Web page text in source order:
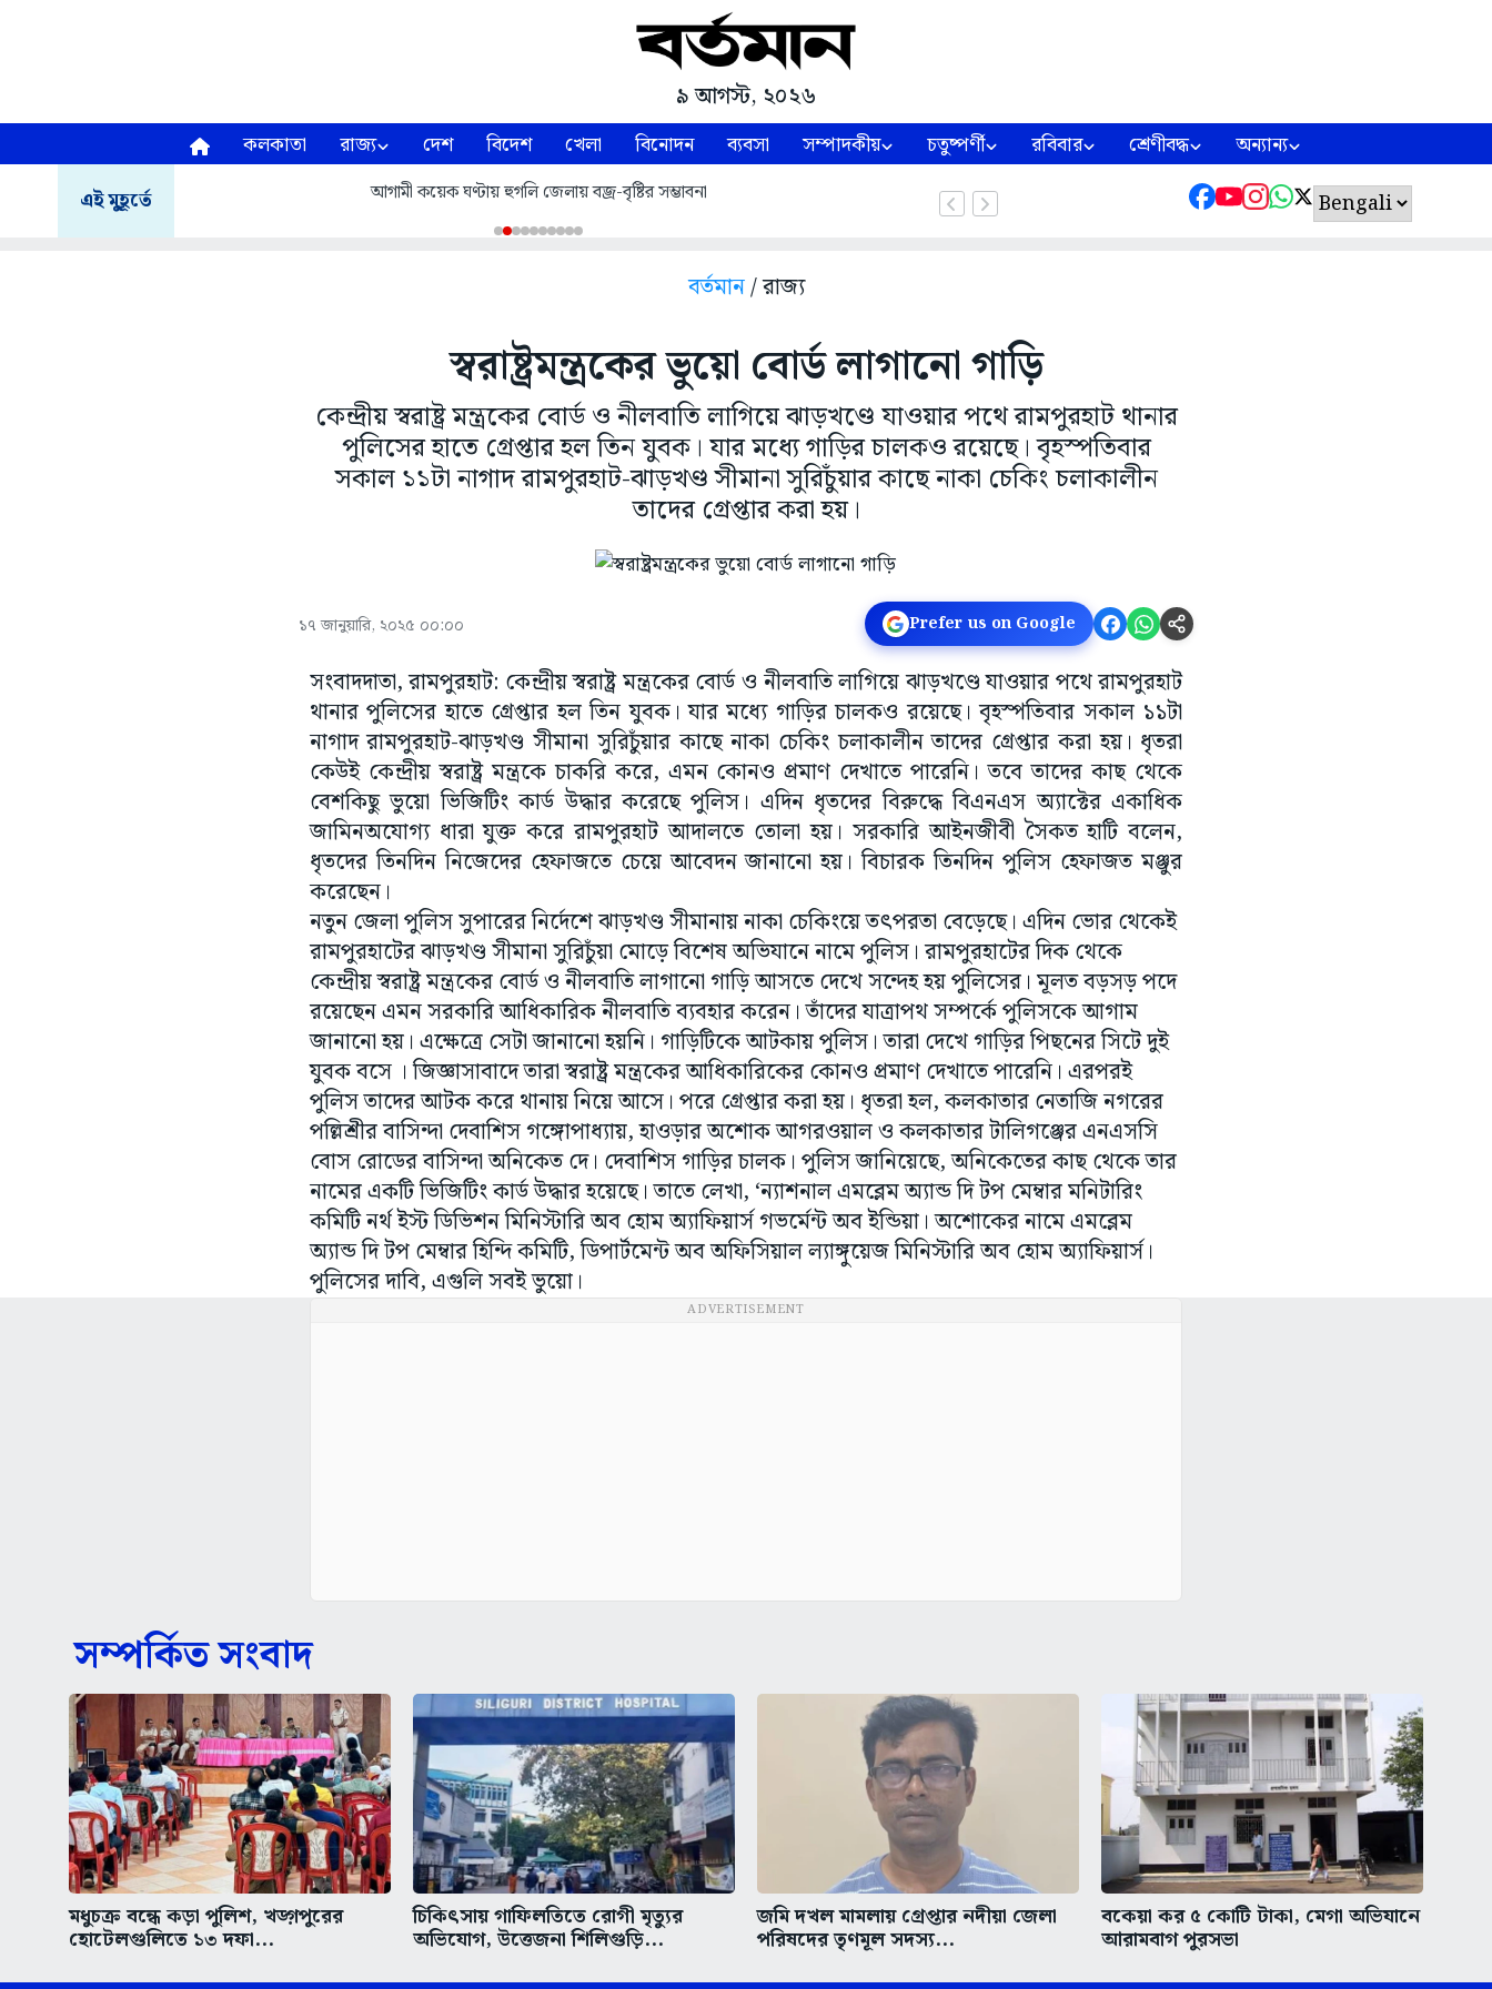
৯ আগস্ট, ২০২৬
কলকাতা রাজ্য দেশ বিদেশ খেলা বিনোদন ব্যবসা সম্পাদকীয় চতুষ্পর্ণী রবিবার শ্রেণীবদ্ধ অন্যান্য
এই মুহূর্তে আগামী কয়েক ঘণ্টায় হুগলি জেলায় বজ্র-বৃষ্টির সম্ভাবনা
বর্তমান/ রাজ্য
স্বরাষ্ট্রমন্ত্রকের ভুয়ো বোর্ড লাগানো গাড়ি
কেন্দ্রীয় স্বরাষ্ট্র মন্ত্রকের বোর্ড ও নীলবাতি লাগিয়ে ঝাড়খণ্ডে যাওয়ার পথে রামপুরহাট থানার
পুলিসের হাতে গ্রেপ্তার হল তিন যুবক। যার মধ্যে গাড়ির চালকও রয়েছে। বৃহস্পতিবার
সকাল ১১টা নাগাদ রামপুরহাট-ঝাড়খণ্ড সীমানা সুরিচুঁয়ার কাছে নাকা চেকিং চলাকালীন
তাদের গ্রেপ্তার করা হয়।
১৭ জানুয়ারি, ২০২৫ ০০:০০ Prefer us on Google
সংবাদদাতা, রামপুরহাট: কেন্দ্রীয় স্বরাষ্ট্র মন্ত্রকের বোর্ড ও নীলবাতি লাগিয়ে ঝাড়খণ্ডে যাওয়ার পথে রামপুরহাট
থানার পুলিসের হাতে গ্রেপ্তার হল তিন যুবক। যার মধ্যে গাড়ির চালকও রয়েছে। বৃহস্পতিবার সকাল ১১টা
নাগাদ রামপুরহাট-ঝাড়খণ্ড সীমানা সুরিচুঁয়ার কাছে নাকা চেকিং চলাকালীন তাদের গ্রেপ্তার করা হয়। ধৃতরা
কেউই কেন্দ্রীয় স্বরাষ্ট্র মন্ত্রকে চাকরি করে, এমন কোনও প্রমাণ দেখাতে পারেনি। তবে তাদের কাছ থেকে
বেশকিছু ভুয়ো ভিজিটিং কার্ড উদ্ধার করেছে পুলিস। এদিন ধৃতদের বিরুদ্ধে বিএনএস অ্যাক্টের একাধিক
জামিনঅযোগ্য ধারা যুক্ত করে রামপুরহাট আদালতে তোলা হয়। সরকারি আইনজীবী সৈকত হাটি বলেন,
ধৃতদের তিনদিন নিজেদের হেফাজতে চেয়ে আবেদন জানানো হয়। বিচারক তিনদিন পুলিস হেফাজত মঞ্জুর
করেছেন।
নতুন জেলা পুলিস সুপারের নির্দেশে ঝাড়খণ্ড সীমানায় নাকা চেকিংয়ে তৎপরতা বেড়েছে। এদিন ভোর থেকেই
রামপুরহাটের ঝাড়খণ্ড সীমানা সুরিচুঁয়া মোড়ে বিশেষ অভিযানে নামে পুলিস। রামপুরহাটের দিক থেকে
কেন্দ্রীয় স্বরাষ্ট্র মন্ত্রকের বোর্ড ও নীলবাতি লাগানো গাড়ি আসতে দেখে সন্দেহ হয় পুলিসের। মূলত বড়সড় পদে
রয়েছেন এমন সরকারি আধিকারিক নীলবাতি ব্যবহার করেন। তাঁদের যাত্রাপথ সম্পর্কে পুলিসকে আগাম
জানানো হয়। এক্ষেত্রে সেটা জানানো হয়নি। গাড়িটিকে আটকায় পুলিস। তারা দেখে গাড়ির পিছনের সিটে দুই
যুবক বসে । জিজ্ঞাসাবাদে তারা স্বরাষ্ট্র মন্ত্রকের আধিকারিকের কোনও প্রমাণ দেখাতে পারেনি। এরপরই
পুলিস তাদের আটক করে থানায় নিয়ে আসে। পরে গ্রেপ্তার করা হয়। ধৃতরা হল, কলকাতার নেতাজি নগরের
পল্লিশ্রীর বাসিন্দা দেবাশিস গঙ্গোপাধ্যায়, হাওড়ার অশোক আগরওয়াল ও কলকাতার টালিগঞ্জের এনএসসি
বোস রোডের বাসিন্দা অনিকেত দে। দেবাশিস গাড়ির চালক। পুলিস জানিয়েছে, অনিকেতের কাছ থেকে তার
নামের একটি ভিজিটিং কার্ড উদ্ধার হয়েছে। তাতে লেখা, ‘ন্যাশনাল এমব্লেম অ্যান্ড দি টপ মেম্বার মনিটারিং
কমিটি নর্থ ইস্ট ডিভিশন মিনিস্টারি অব হোম অ্যাফিয়ার্স গভর্মেন্ট অব ইন্ডিয়া। অশোকের নামে এমব্লেম
অ্যান্ড দি টপ মেম্বার হিন্দি কমিটি, ডিপার্টমেন্ট অব অফিসিয়াল ল্যাঙ্গুয়েজ মিনিস্টারি অব হোম অ্যাফিয়ার্স।
পুলিসের দাবি, এগুলি সবই ভুয়ো।
ADVERTISEMENT
সম্পর্কিত সংবাদ
মধুচক্র বন্ধে কড়া পুলিশ, খড়্গপুরের
হোটেলগুলিতে ১৩ দফা...
চিকিৎসায় গাফিলতিতে রোগী মৃত্যুর
অভিযোগ, উত্তেজনা শিলিগুড়ি...
জমি দখল মামলায় গ্রেপ্তার নদীয়া জেলা
পরিষদের তৃণমূল সদস্য...
বকেয়া কর ৫ কোটি টাকা, মেগা অভিযানে
আরামবাগ পুরসভা